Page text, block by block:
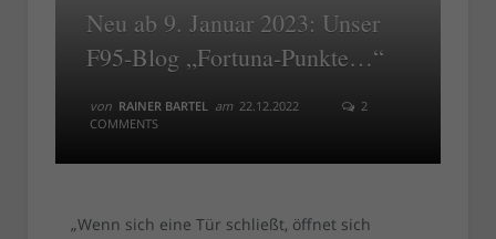
Neu ab 9. Januar 2023: Unser
F95-Blog „Fortuna-Punkte…“
von RAINER BARTEL am 22.12.2022
2
COMMENTS
„Wenn sich eine Tür schließt, öffnet sich